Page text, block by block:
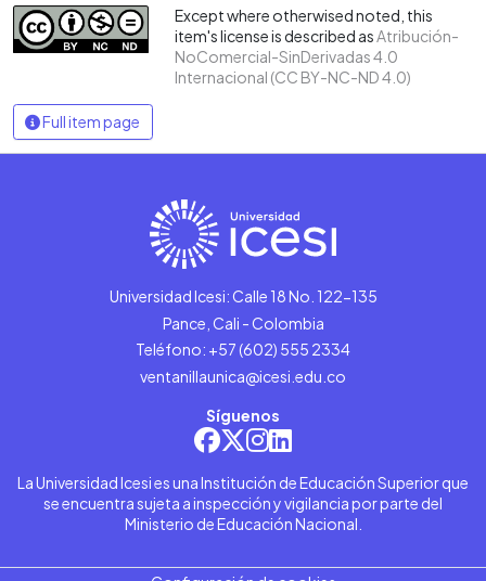
Except where otherwised noted, this
item's license is described asAtribución-
NoComercial-SinDerivadas 4.0
Internacional (CC BY-NC-ND 4.0)
Full item page
Universidad Icesi: Calle 18 No. 122-135
Pance, Cali - Colombia
Teléfono: +57 (602) 555 2334
ventanillaunica@icesi.edu.co
Síguenos
La Universidad Icesi es una Institución de Educación Superior que
se encuentra sujeta a inspección y vigilancia por parte del
Ministerio de Educación Nacional.